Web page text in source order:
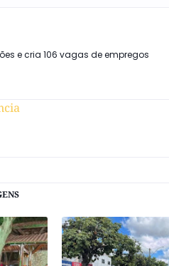
e cria 106 vagas de empregos